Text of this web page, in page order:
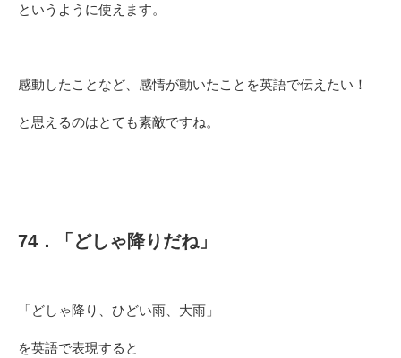
というように使えます。
感動したことなど、感情が動いたことを英語で伝えたい！
と思えるのはとても素敵ですね。
74．「どしゃ降りだね」
「どしゃ降り、ひどい雨、大雨」
を英語で表現すると